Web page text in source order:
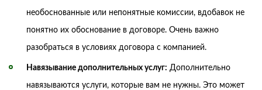
необоснованные или непонятные комиссии, вдобавок не
понятно их обоснование в договоре. Очень важно
разобраться в условиях договора с компанией.
Навязывание дополнительных услуг: Дополнительно
навязываются услуги, которые вам не нужны. Это может